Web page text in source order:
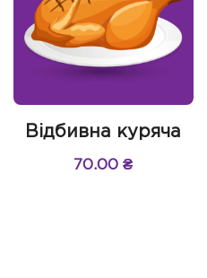
Відбивна куряча
70.00₴